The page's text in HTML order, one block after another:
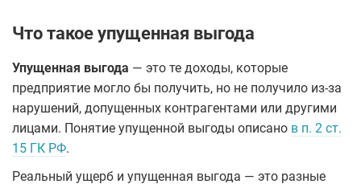
Что такое упущенная выгода
Упущенная выгода — это те доходы, которые
предприятие могло бы получить, но не получило из-за
нарушений, допущенных контрагентами или другими
лицами. Понятие упущенной выгоды описано в п. 2 ст.
15 ГК РФ.
Реальный ущерб и упущенная выгода — это разные